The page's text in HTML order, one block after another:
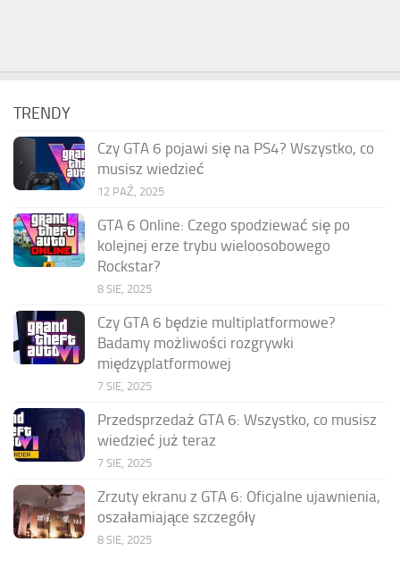
TRENDY
Czy GTA 6 pojawi się na PS4? Wszystko, co
musisz wiedzieć
12 PAŹ, 2025
GTA 6 Online: Czego spodziewać się po
kolejnej erze trybu wieloosobowego
Rockstar?
8 SIE, 2025
Czy GTA 6 będzie multiplatformowe?
Badamy możliwości rozgrywki
międzyplatformowej
7 SIE, 2025
Przedsprzedaż GTA 6: Wszystko, co musisz
wiedzieć już teraz
7 SIE, 2025
Zrzuty ekranu z GTA 6: Oficjalne ujawnienia,
oszałamiające szczegóły
8 SIE, 2025